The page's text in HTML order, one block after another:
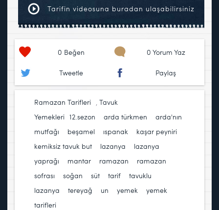
Tarifin videosuna buradan ulaşabilirsiniz
0 Beğen 0 Yorum Yaz
Tweetle Paylaş
Ramazan Tarifleri
Tavuk
Yemekleri 12.sezon arda türkmen
arda'nın
mutfağı
beşamel ıspanak kaşar peyniri
kemiksiz tavuk but
lazanya
lazanya
yaprağı
mantar ramazan
ramazan
sofrası
soğan süt tarif
tavuklu
lazanya
tereyağ un yemek
yemek
tarifleri